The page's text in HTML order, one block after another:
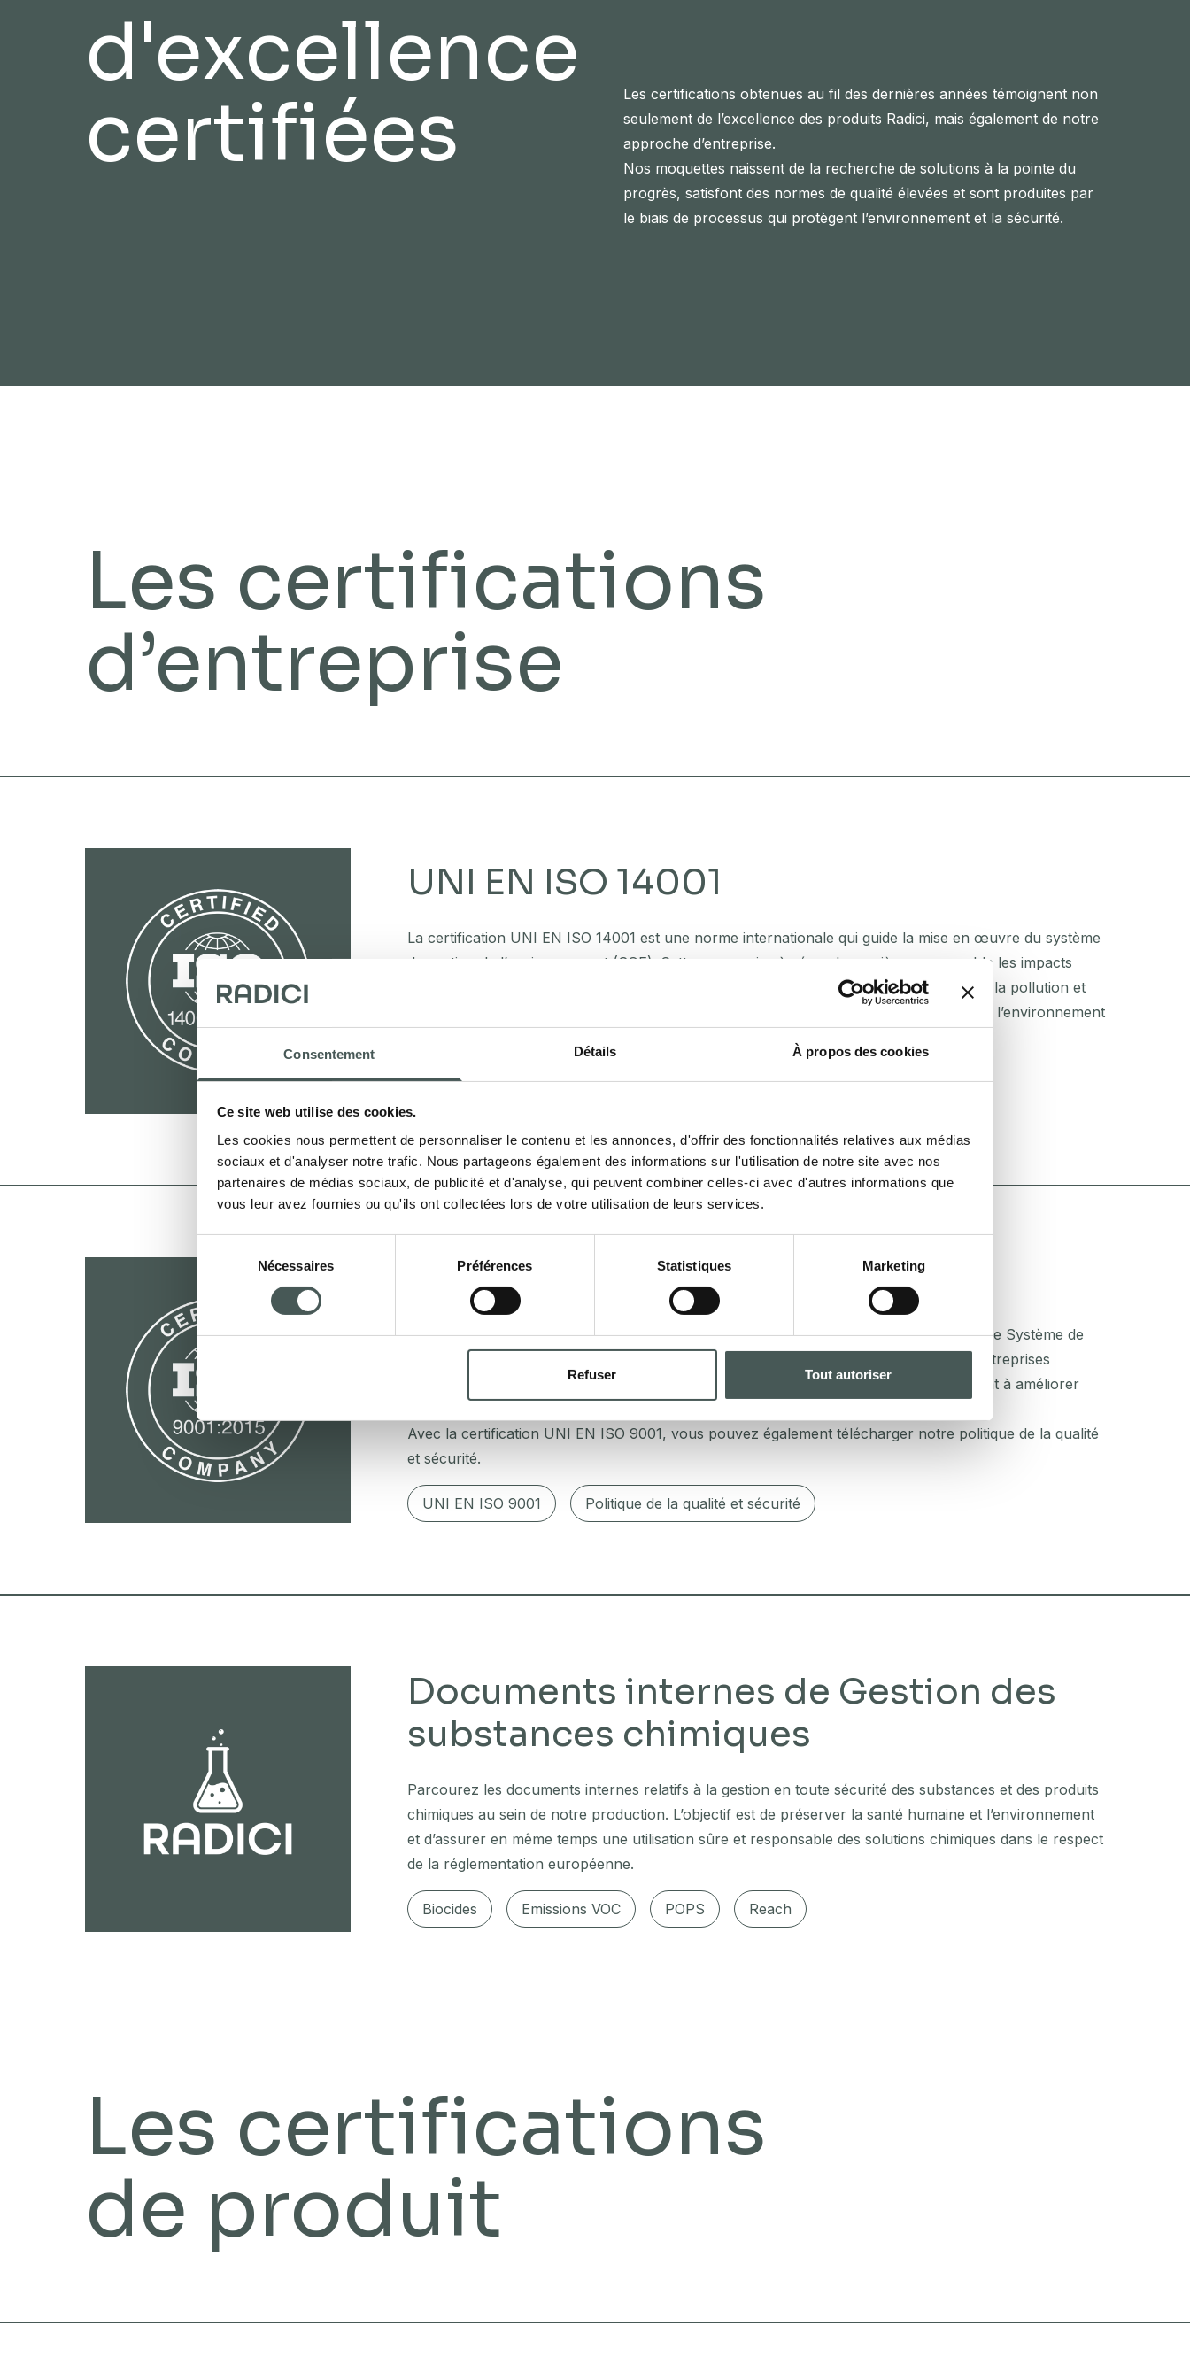
Consentement Détails À propos des cookies
Ce site web utilise des cookies.
Les cookies nous permettent de personnaliser le contenu et les annonces, d'offrir des fonctionnalités relatives aux médias
sociaux et d'analyser notre trafic. Nous partageons également des informations sur l'utilisation de notre site avec nos
partenaires de médias sociaux, de publicité et d'analyse, qui peuvent combiner celles-ci avec d'autres informations que
vous leur avez fournies ou qu'ils ont collectées lors de votre utilisation de leurs services.
consentement
Nécessaires Préférences Statistiques Marketing
Refuser Tout autoriser
d'excellence
certifiées
Les certifications obtenues au fil des dernières années témoignent non
seulement de l’excellence des produits Radici, mais également de notre
approche d’entreprise.
Nos moquettes naissent de la recherche de solutions à la pointe du
progrès, satisfont des normes de qualité élevées et sont produites par
le biais de processus qui protègent l’environnement et la sécurité.
Les certifications
d’entreprise
UNI EN ISO 14001
La certification UNI EN ISO 14001 est une norme internationale qui guide la mise en œuvre du système
de gestion de l’environnement (SGE). Cette norme vise à gérer de manière responsable les impacts
environnementaux des activités, produits ou services de notre entreprise, en réduisant la pollution et
les déchets et en optimisant l’utilisation des ressources, afin d’améliorer la relation avec l’environnement
UNI EN ISO 14001 Politique Environnementale
UNI EN ISO 9001
La norme internationale UNI EN ISO 9001 fournit les lignes directrices pour introduire le Système de
gestion de la qualité (SGQ). L’objectif primaire de cette norme est de garantir que les entreprises
fournissent des produits ou des services conformes aux attentes des clients, continuent à améliorer
Avec la certification UNI EN ISO 9001, vous pouvez également télécharger notre politique de la qualité
et sécurité.
UNI EN ISO 9001 Politique de la qualité et sécurité
Documents internes de Gestion des
substances chimiques
Parcourez les documents internes relatifs à la gestion en toute sécurité des substances et des produits
chimiques au sein de notre production. L’objectif est de préserver la santé humaine et l’environnement
et d’assurer en même temps une utilisation sûre et responsable des solutions chimiques dans le respect
de la réglementation européenne.
Biocides Emissions VOC POPS Reach
Les certifications
de produit